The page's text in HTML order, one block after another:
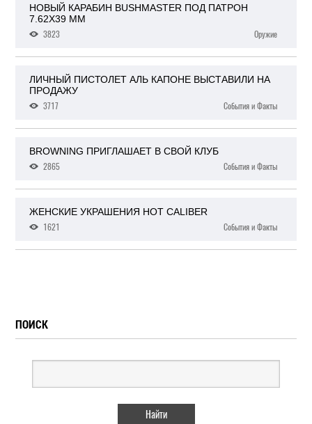
НОВЫЙ КАРАБИН BUSHMASTER ПОД ПАТРОН
7.62X39 ММ
3823
Оружие
ЛИЧНЫЙ ПИСТОЛЕТ АЛЬ КАПОНЕ ВЫСТАВИЛИ НА
ПРОДАЖУ
3717
События и Факты
BROWNING ПРИГЛАШАЕТ В СВОЙ КЛУБ
2865
События и Факты
ЖЕНСКИЕ УКРАШЕНИЯ HOT CALIBER
1621
События и Факты
ПОИСК